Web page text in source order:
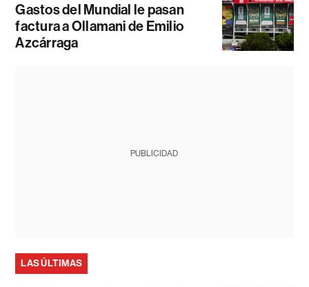
Gastos del Mundial le pasan
factura a Ollamani de Emilio
Azcárraga
PUBLICIDAD
LAS ÚLTIMAS